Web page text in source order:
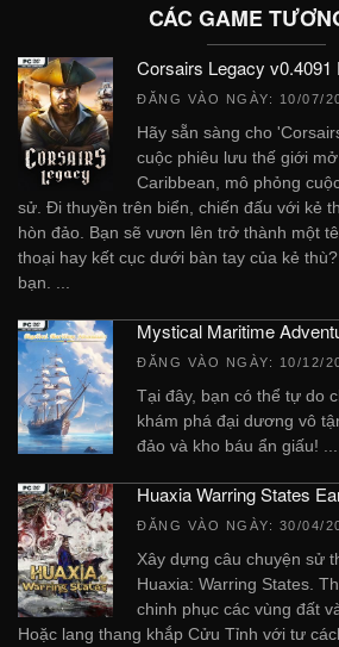
CÁC GAME
Corsairs Legacy
ĐĂNG VÀO NGÀY: 10/07/
Hãy sẵn sàng cho
cuộc phiêu lưu thế giới
Caribbean, mô phỏng
sử. Đi thuyền trên biển, chiến đấu với kẻ
hòn đảo. Bạn sẽ vươn lên trở thành một
thoại hay kết cục dưới bàn tay của kẻ
bạn. ...
Mystical Maritime
ĐĂNG VÀO NGÀY: 10/12/
Tại đây, bạn có thể tự do
khám phá đại dương vô
đảo và kho báu ẩn giấu! ...
Huaxia Warring States
ĐĂNG VÀO NGÀY: 30/04/
Xây dựng câu chuyện sử
Huaxia: Warring States.
chinh phục các vùng đất
Hoặc lang thang khắp Cửu Tỉnh với tư